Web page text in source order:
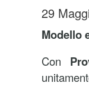
29
Modello
Con